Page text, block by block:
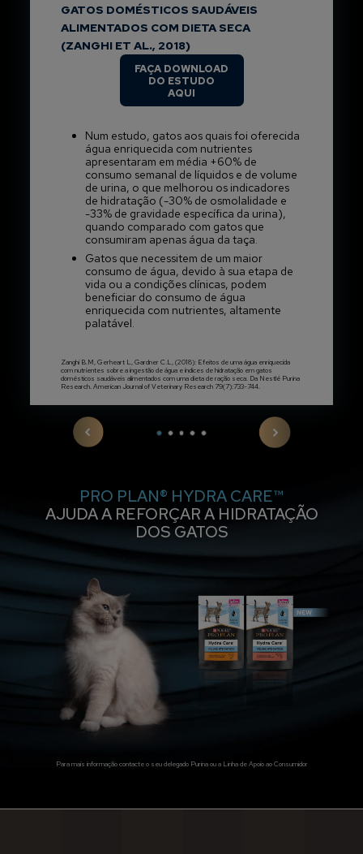
GATOS DOMÉSTICOS SAUDÁVEIS
ALIMENTADOS COM DIETA SECA
(ZANGHI ET AL., 2018)
FAÇA DOWNLOAD
DO ESTUDO
AQUI
Num estudo, gatos aos quais foi oferecida
água enriquecida com nutrientes
apresentaram em média +60% de
consumo semanal de líquidos e de volume
de urina, o que melhorou os indicadores
de hidratação (-30% de osmolalidade e
-33% de gravidade específica da urina),
quando comparado com gatos que
consumiram apenas água da taça.
Gatos que necessitem de um maior
consumo de água, devido à sua etapa de
vida ou a condições clínicas, podem
beneficiar do consumo de água
enriquecida com nutrientes, altamente
palatável.
Zanghi B.M, Gerheart L, Gardner C.L, (2018): Efeitos de uma água enriquecida
com nutrientes sobre a ingestão de água e índices de hidratação em gatos
domésticos saudáveis alimentados com uma dieta de ração seca. Da Nestlé Purina
Research. American Journal of Veterinary Research 79(7):733-744.
PRO PLAN® HYDRA CARE™
AJUDA A REFORÇAR A HIDRATAÇÃO
DOS GATOS
Para mais informação contacte o seu delegado Purina ou a Linha de Apoio ao Consumidor